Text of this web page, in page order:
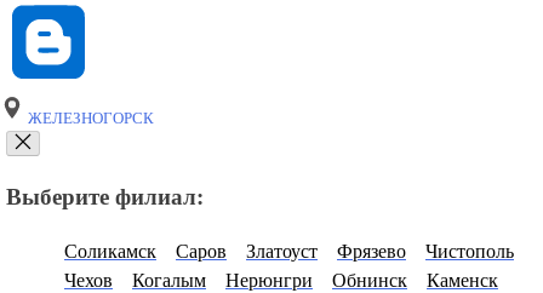
ЖЕЛЕЗНОГОРСК
Выберите филиал:
Соликамск Саров Златоуст Фрязево
Чистополь
Чехов
Когалым Нерюнгри Обнинск
Каменск